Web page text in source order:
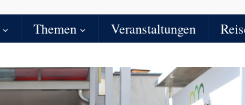
Themen Veranstaltungen